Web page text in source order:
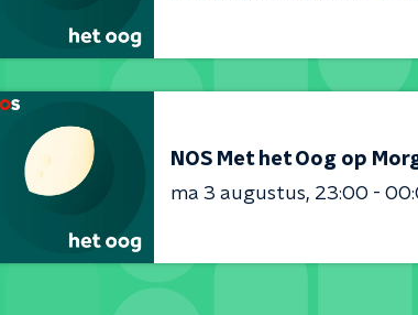
NOS Met het Oog op
ma 3 augustus 23:00 -